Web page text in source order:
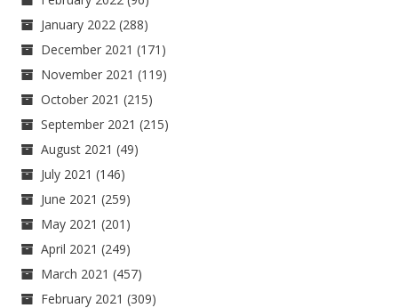
January 2022 (288)
December 2021 (171)
November 2021 (119)
October 2021 (215)
September 2021 (215)
August 2021 (49)
July 2021 (146)
June 2021 (259)
May 2021 (201)
April 2021 (249)
March 2021 (457)
February 2021 (309)